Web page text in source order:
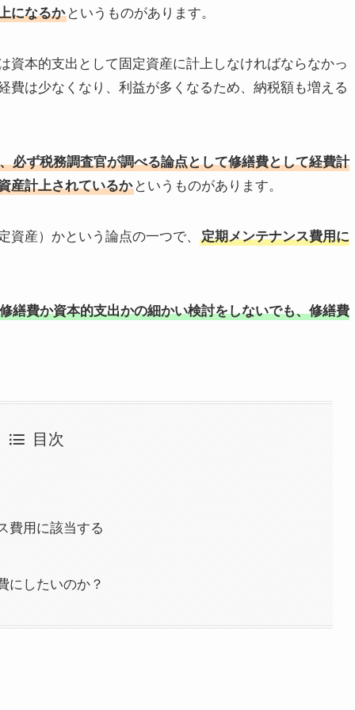
になるか というものがあります。
資本的支出として固定資産に計上しなければならなかっ
費は少なくなり、利益が多くなるため、納税額も増える
必ず税務調査官が調べる論点として修繕費として経費計
産計上されているか というものがあります。
産）かという論点の一つで、 定期メンテナンス費用に
繕費か資本的支出かの細かい検討をしないでも、修繕費
目次
費用に該当する
にしたいのか？